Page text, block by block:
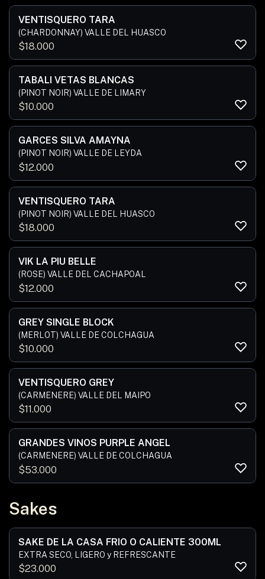
VENTISQUERO TARA
(CHARDONNAY) VALLE DEL HUASCO
$18.000
TABALI VETAS BLANCAS
(PINOT NOIR) VALLE DE LIMARY
$10.000
GARCES SILVA AMAYNA
(PINOT NOIR) VALLE DE LEYDA
$12.000
VENTISQUERO TARA
(PINOT NOIR) VALLE DEL HUASCO
$18.000
VIK LA PIU BELLE
(ROSE) VALLE DEL CACHAPOAL
$12.000
GREY SINGLE BLOCK
(MERLOT) VALLE DE COLCHAGUA
$10.000
VENTISQUERO GREY
(CARMENERE) VALLE DEL MAIPO
$11.000
GRANDES VINOS PURPLE ANGEL
(CARMENERE) VALLE DE COLCHAGUA
$53.000
Sakes
SAKE DE LA CASA FRIO O CALIENTE 300ML
EXTRA SECO, LIGERO y REFRESCANTE
$23.000